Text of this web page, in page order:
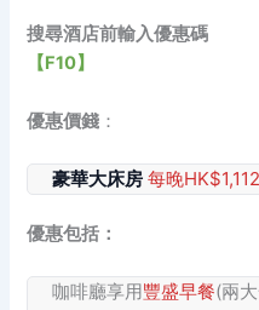
搜尋酒店前輸入優惠碼
【F10】
優惠價錢 ：
豪華大床房 每晚
優惠包括：
咖啡廳享用豐盛早餐(兩